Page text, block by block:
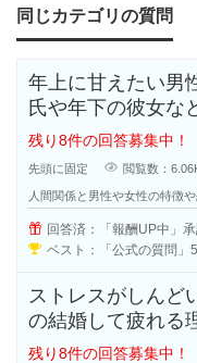
同じカテゴリの質問
年上に甘えたい男
氏や年下の彼女な
えたいと思う人も
残り8件の回答募集中！
先頭に固定 閲覧数：
人間関係と男性や女性の特徴
回答済：「報酬UP中」
ベスト：「公式の質問」
ストレスがしんど
の結婚して疲れる
で結婚したはずな
残り8件の回答募集中！